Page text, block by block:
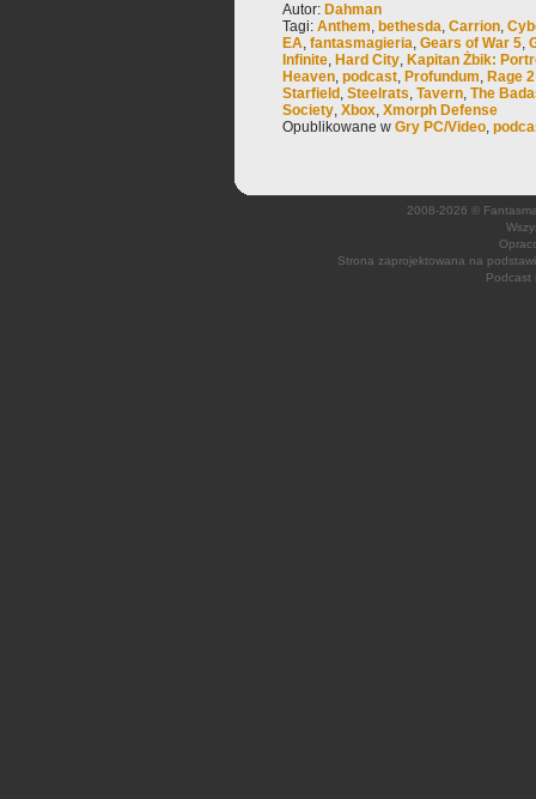
Autor: Dahman
Tagi: Anthem, bethesda, Carrion,
EA, fantasmagieria, Gears of War 5,
Infinite, Hard City, Kapitan Żbik:
Heaven, podcast, Profundum, Rage 2
Starfield , Steelrats, Tavern, The
Society, Xbox, Xmorph Defense
Opublikowane w Gry PC/Video,
2008-2026 ©
Strona zaprojektowana na
Podcast